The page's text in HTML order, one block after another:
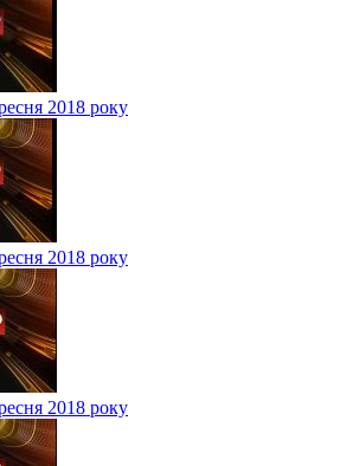
2018 року
2018 року
2018 року